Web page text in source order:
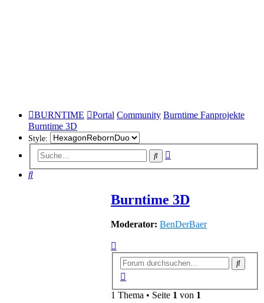
BURNTIME Portal Community Burntime Fanprojekte
Burntime 3D
Style:
Suche
Suche
Burntime 3D
Moderator: BenDerBaer
Suche
1 Thema • Seite 1 von 1